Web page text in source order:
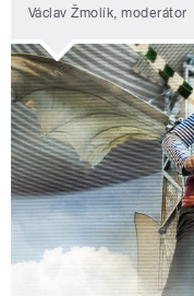
Václav Žmolík, moderátor